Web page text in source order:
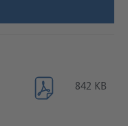
842 KB